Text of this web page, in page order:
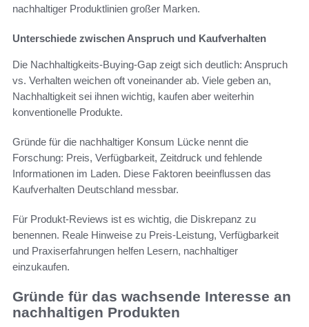
nachhaltiger Produktlinien großer Marken.
Unterschiede zwischen Anspruch und Kaufverhalten
Die Nachhaltigkeits-Buying-Gap zeigt sich deutlich: Anspruch
vs. Verhalten weichen oft voneinander ab. Viele geben an,
Nachhaltigkeit sei ihnen wichtig, kaufen aber weiterhin
konventionelle Produkte.
Gründe für die nachhaltiger Konsum Lücke nennt die
Forschung: Preis, Verfügbarkeit, Zeitdruck und fehlende
Informationen im Laden. Diese Faktoren beeinflussen das
Kaufverhalten Deutschland messbar.
Für Produkt-Reviews ist es wichtig, die Diskrepanz zu
benennen. Reale Hinweise zu Preis-Leistung, Verfügbarkeit
und Praxiserfahrungen helfen Lesern, nachhaltiger
einzukaufen.
Gründe für das wachsende Interesse an
nachhaltigen Produkten